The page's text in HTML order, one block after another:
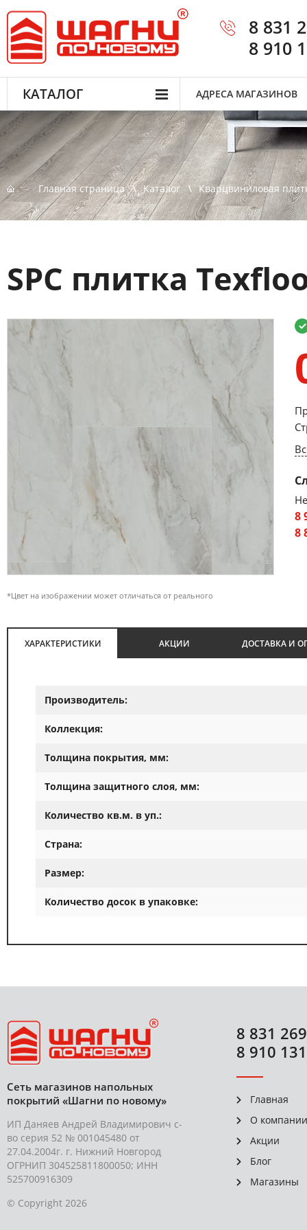
8 831
8 910
КАТАЛОГ АДРЕСА МАГАЗИНОВ
Главная страница Каталог Кварцвиниловая
SPC плитка
*Цвет на изображении может отличаться от реального
8
8
ХАРАКТЕРИСТИКИ АКЦИИ ДОСТАВКА И
Производитель:
Коллекция:
Толщина покрытия, мм:
Толщина защитного слоя, мм:
Количество кв.м. в уп.:
Страна:
Размер:
Количество досок в упаковке:
Сеть магазинов напольных
покрытий «Шагни по новому»
ИП Даняев Андрей Владимирович с-
во серия 52 № 001045480 от
27.04.2004г. г. Нижний Новгород
ОГРНИП 304525811800050; ИНН
525700916309
© Copyright 2026
8 831
8 910
Главная
О компании
Акции
Блог
Магазины